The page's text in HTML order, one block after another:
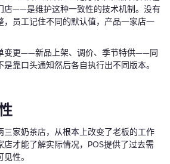
店——是维护这种一致性的技术机制。没有
，员工记住不同的默认值，产品一家店一
变更——新品上架、调价、季节特供——同
靠口头通知然后各自执行出不同版本。
三家奶茶店，从根本上改变了老板的工作
才能了解实际情况，POS提供了过去需
性。